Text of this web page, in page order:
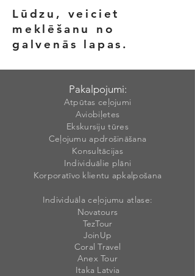
Lūdzu, veiciet
meklēšanu no
galvenās lapas.
Pakalpojumi:
Atpūtas ceļojumi
Aviobiļetes
Ekskursiju tūres
Ceļojumu apdrošināšana
Konsultācijas
Individuālie plāni
Korporatīvo klientu apkalpošana
Individuāla ceļojumu atlase:
Novatours
TezTour
JoinUp
Coral Travel
Anex Tour
Itaka Latvia